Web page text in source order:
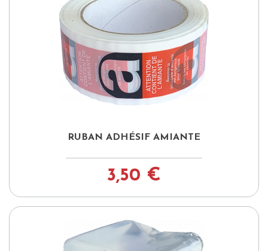
RUBAN ADHÉSIF AMIANTE
3,50 €